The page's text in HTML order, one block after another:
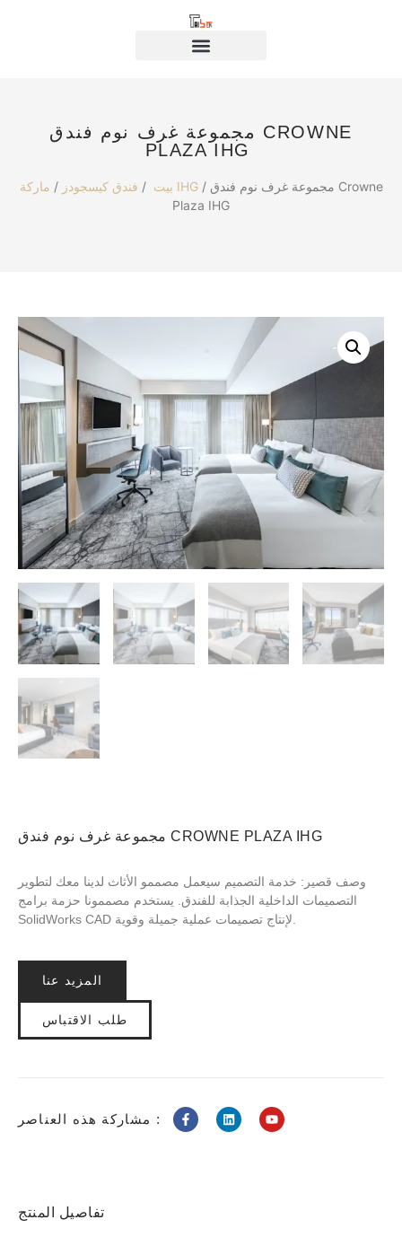
مجموعة غرف نوم فندق CROWNE
PLAZA IHG
بيت / فندق كيسجودز / ماركة IHG/ مجموعة غرف نوم فندق Crowne
Plaza IHG
مجموعة غرف نوم فندق CROWNE PLAZA IHG
وصف قصير: خدمة التصميم سيعمل مصممو الأثاث لدينا معك لتطوير
التصميمات الداخلية الجذابة للفندق. يستخدم مصممونا حزمة برامج
SolidWorks CAD لإنتاج تصميمات عملية جميلة وقوية.
المزيد عنا
طلب الاقتباس
مشاركة هذه العناصر :
تفاصيل المنتج